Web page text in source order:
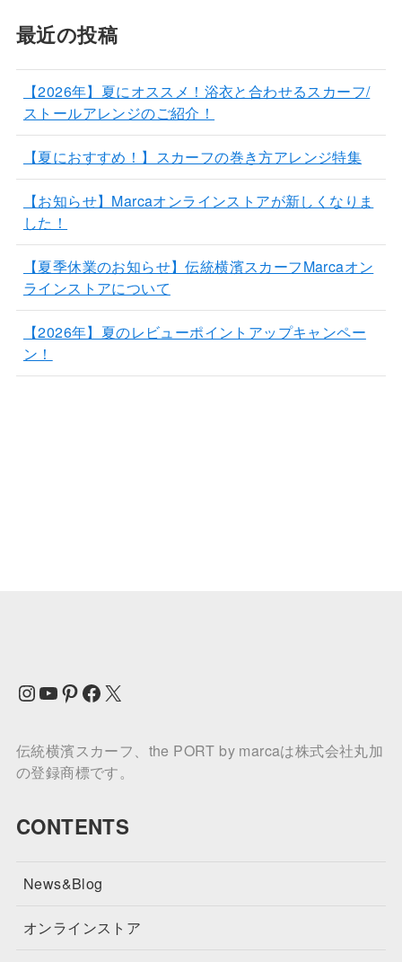
最近の投稿
【2026年】夏にオススメ！浴衣と合わせるスカーフ/
ストールアレンジのご紹介！
【夏におすすめ！】スカーフの巻き方アレンジ特集
【お知らせ】Marcaオンラインストアが新しくなりま
した！
【夏季休業のお知らせ】伝統横濱スカーフMarcaオン
ラインストアについて
【2026年】夏のレビューポイントアップキャンペー
ン！
Instagram
YouTube
Pinterest
Facebook
X
伝統横濱スカーフ、the PORT by marcaは株式会社丸加
の登録商標です。
CONTENTS
News&Blog
オンラインストア